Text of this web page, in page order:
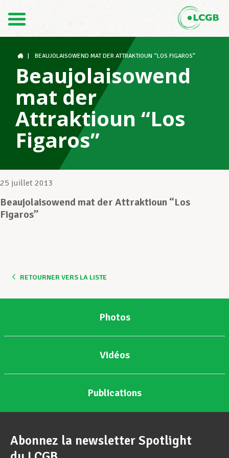
DE
Le LCGB
Structures syndicales
Assistance au Travail
Devenir Membre
Actualités
BEAUJOLAISOWEND MAT DER ATTRAKTIOUN “LOS FIGAROS”
Beaujolaisowend
mat der
Attraktioun “Los
Figaros”
25 juillet 2013
Beaujolaisowend mat der Attraktioun “Los
Figaros”
RETOURNER VERS LA LISTE
Photos
Vidéos
Publications
Abonnez la newsletter Spotlight